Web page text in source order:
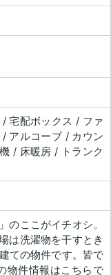
宅配ボックス / ファ
アルコーブ / カウン
/ 床暖房 / トランク
のここがイチオシ。
は洗濯物を干すとき
ての物件です。皆で
物件情報はこちらで